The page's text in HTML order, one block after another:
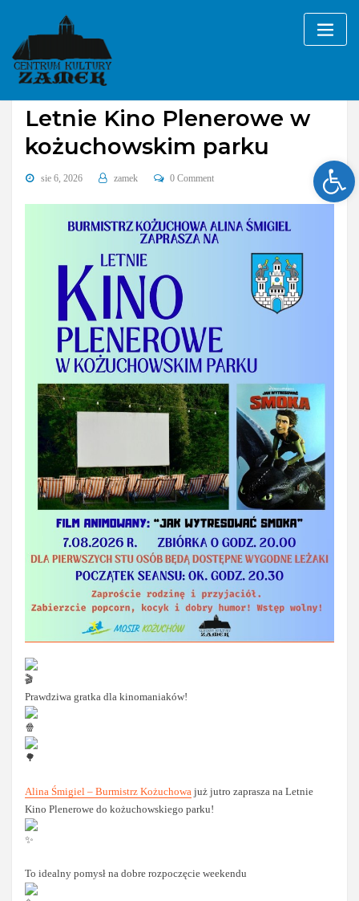
content
Bez kategorii
Letnie Kino Plenerowe w
kożuchowskim parku
sie 6, 2026 zamek 0 Comment
Prawdziwa gratka dla kinomaniaków!
Alina Śmigiel – Burmistrz Kożuchowa już jutro zaprasza na Letnie
Kino Plenerowe do kożuchowskiego parku!
To idealny pomysł na dobre rozpoczęcie weekendu